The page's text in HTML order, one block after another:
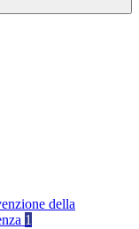
della
1